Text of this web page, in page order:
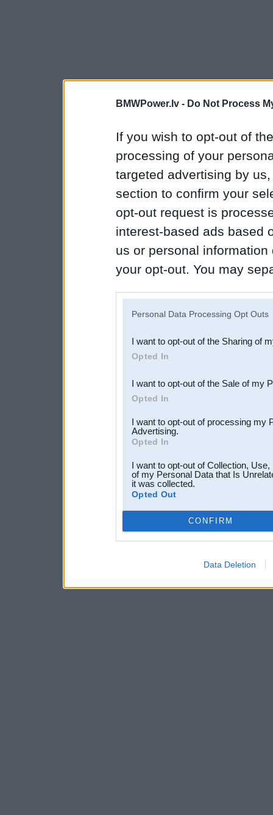
BMWPower.lv - Do Not Process
If you wish to opt-out of
processing of your
targeted advertising by
section to confirm your
opt-out request is
interest-based ads based
us or personal
your opt-out. You may
Downstream Participants
third parties.
Personal Data Processing Opt Outs
I want to opt-out of the Sharing of
Opted In
I want to opt-out of the Sale of my
Opted In
I want to opt-out of processing my
Advertising.
Opted In
I want to opt-out of Collection,
of my Personal Data that Is
it was collected.
Opted Out
CONFIRM
Data Deletion